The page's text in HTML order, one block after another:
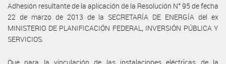
Adhesión resultante de la aplicación de la Resolución N° 95 de fecha
22 de marzo de 2013 de la SECRETARÍA DE ENERGÍA del ex
MINISTERIO DE PLANIFICACIÓN FEDERAL, INVERSIÓN PÚBLICA Y
SERVICIOS.
Que para la vinculación de las instalaciones eléctricas de la